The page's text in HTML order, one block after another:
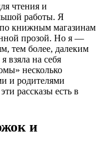
чтения и
работы. Я
книжным магазинам
прозой. Но я —
тем более, далеким
взяла на себя
несколько
и родителями
рассказы есть в
и